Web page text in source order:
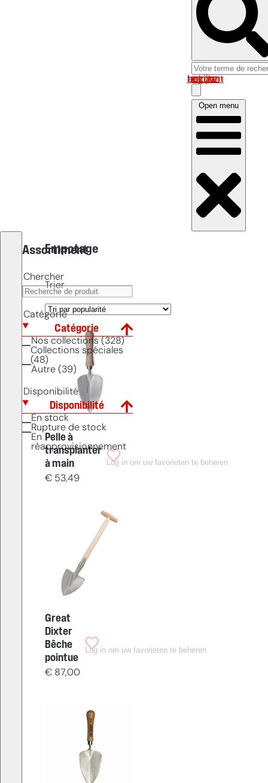
Log in om uw account te bekijken
Open menu
Assortiment
Chercher
Catégorie
Catégorie
Nos collections (328)
Collections spéciales
(48)
Autre (39)
Disponibilité
Disponibilité
En stock
Rupture de stock
En
réapprovisionnement
Empotage
Trier
Pelle à
transplanter
à main
€53,49
Log in om uw favorieten te beheren
Great
Dixter
Bêche
pointue
€87,00
Log in om uw favorieten te beheren